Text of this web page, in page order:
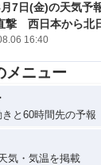
7日(金)の天気
撃 西日本から北
16:40
メニュー
と60時間先の予報
気・気温を掲載